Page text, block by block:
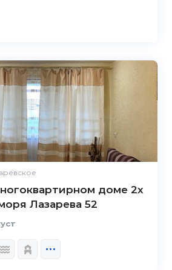
доме 2х
Лазарева 52